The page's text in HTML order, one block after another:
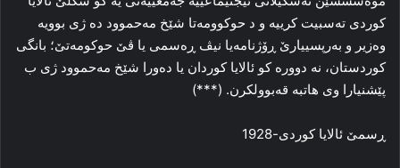
کوردی ته‌سبیت کرییه‌ و د حوکوومه‌تا شێخ مه‌حموود ده‌ ژی بوویه‌
وه‌زیر و به‌رپسییارێ ڕۆژنامه‌یا نیڤ ڕه‌سمی یا ڤێ حوکومه‌تێ؛ بانگی
کوردستان، نه‌ دووره‌ کو ئالایا کوردان یا ده‌ورا شێخ مه‌حموود ژی ب
پێشنیارا وی هاتبه‌ قه‌بوولکرن. (***)
ڕسمێ ئالایا کوردی-1928